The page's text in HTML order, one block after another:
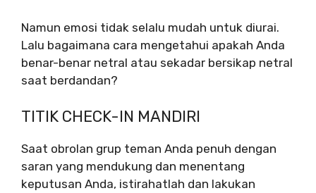
Namun emosi tidak selalu mudah untuk diurai.
Lalu bagaimana cara mengetahui apakah Anda
benar-benar netral atau sekadar bersikap netral
saat berdandan?
TITIK CHECK-IN MANDIRI
Saat obrolan grup teman Anda penuh dengan
saran yang mendukung dan menentang
keputusan Anda, istirahatlah dan lakukan